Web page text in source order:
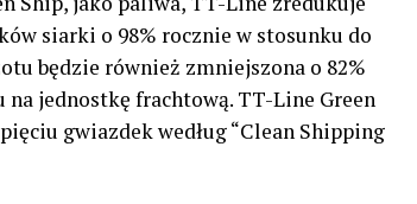
siarki o 98% rocznie w stosunku do
będzie również zmniejszona o 82%
na jednostkę frachtową. TT-Line Green
gwiazdek według “Clean Shipping